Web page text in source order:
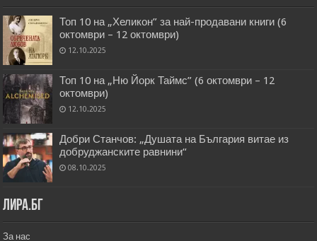
Топ 10 на „Хеликон” за най-продавани книги (6
октомври – 12 октомври)
12.10.2025
Топ 10 на „Ню Йорк Таймс” (6 октомври – 12
октомври)
12.10.2025
Добри Станчов: „Душата на България витае из
добруджанските равнини“
08.10.2025
Лира.бг
За нас